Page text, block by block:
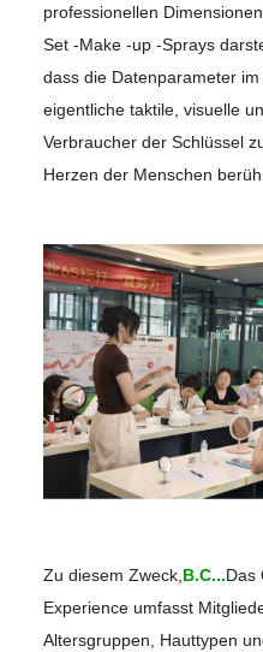
professionellen
Set -Make -up -Sprays
dass die Datenparameter
eigentliche taktile, visuelle
Verbraucher der Schlüssel
Herzen der Menschen
Zu diesem Zweck, B.C...Das
Experience umfasst
Altersgruppen, Hauttypen